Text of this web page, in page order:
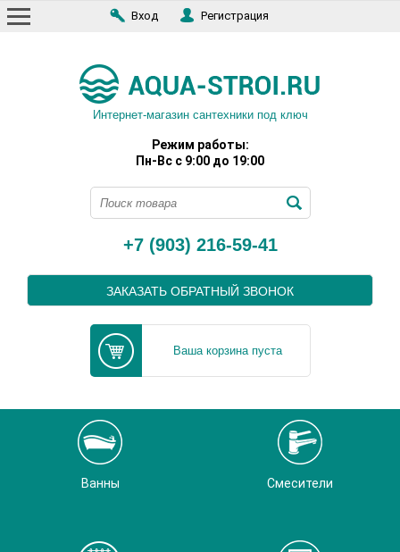
Вход Регистрация
Интернет-магазин сантехники под ключ
Режим работы:
Пн-Вс с 9:00 до 19:00
+7 (903) 216-59-41
ЗАКАЗАТЬ ОБРАТНЫЙ ЗВОНОК
Ваша корзина пуста
Ванны Смесители